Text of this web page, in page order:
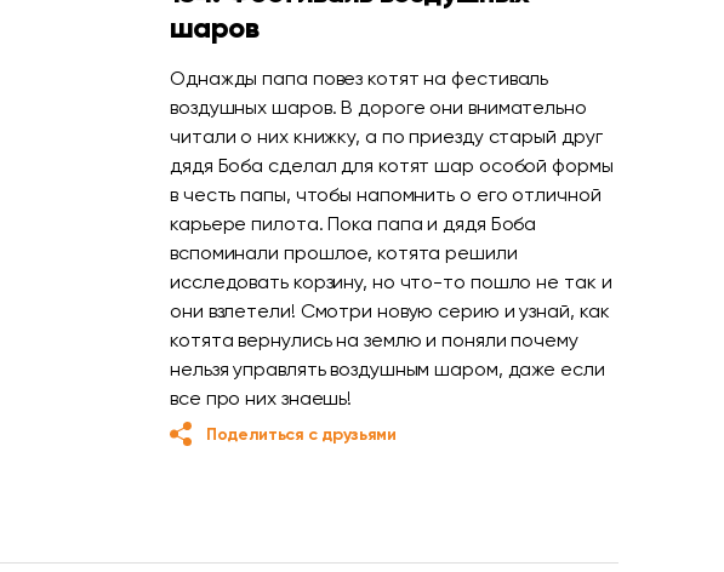
шаров
Однажды папа повез котят на фестиваль
воздушных шаров. В дороге они внимательно
читали о них книжку, а по приезду старый друг
дядя Боба сделал для котят шар особой формы
в честь папы, чтобы напомнить о его отличной
карьере пилота. Пока папа и дядя Боба
вспоминали прошлое, котята решили
исследовать корзину, но что-то пошло не так и
они взлетели! Смотри новую серию и узнай, как
котята вернулись на землю и поняли почему
нельзя управлять воздушным шаром, даже если
все про них знаешь!
Поделиться с друзьями